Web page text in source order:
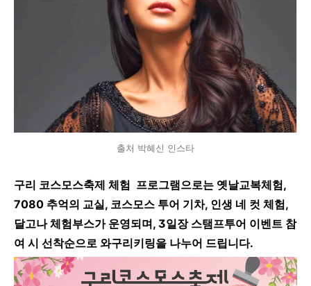
출처 박혜신 인스타
구리 코스모스축제 체험 프로그램으로는 옛날교복체험,
7080 추억의 교실, 코스모스 투어 기차, 인생 네 컷 체험,
달고나 체험부스가 운영되며, 3일장 스탬프투어 이벤트 참
여 시 선착순으로 와구리키링을 나누어 드립니다.